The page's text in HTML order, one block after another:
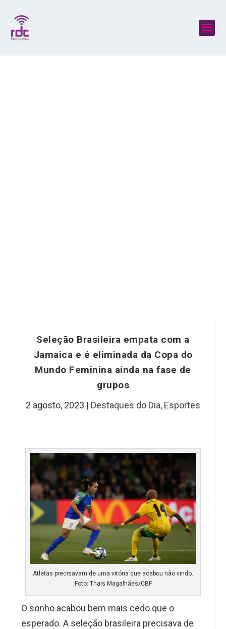
Seleção Brasileira empata com a
Jamaica e é eliminada da Copa do
Mundo Feminina ainda na fase de
grupos
2 agosto, 2023 | Destaques do Dia, Esportes
Atletas precisavam de uma vitória que acabou não vindo.
Foto: Thais Magalhães/CBF
O sonho acabou bem mais cedo que o
esperado. A seleção brasileira precisava de